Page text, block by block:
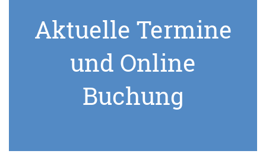
Aktuelle Termine
und Online
Buchung